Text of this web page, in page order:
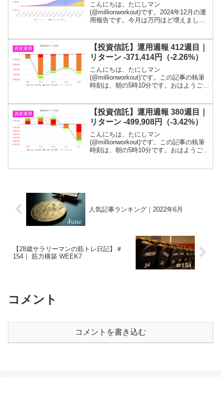
こんにちは。たにしマン
(@millionworkout)です。2024年12月の運
用報告です。今月は万円ほど増えまし
ください(; ･`д･´)「若いうちからコツコ...
資産運用
【投資信託】運用週報 412週目｜
リターン -371,414円（-2.26%）
こんにちは、たにしマン
(@millionworkout)です。この記事の執筆
時刻は、朝の5時10分です。おはようござ
程度です！目標である１億円に到達する
までは投...
資産運用
【投資信託】運用週報 380週目｜
リターン -499,908円（-3.42%）
こんにちは、たにしマン
(@millionworkout)です。この記事の執筆
時刻は、朝の5時10分です。おはようござ
人気記事ランキング｜2022年6月
【28歳サラリーマンの筋トレ日記】＃
154｜ 筋力構築 WEEK7
コメント
コメントを書き込む